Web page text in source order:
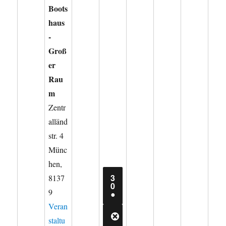
Boots
haus
-
Groß
er
Rau
m
Zentr
alländ
str. 4
Münc
hen,
8137
9
Veran
staltu
3
030.
JULI
2026
●
VERANSTALTUNG)